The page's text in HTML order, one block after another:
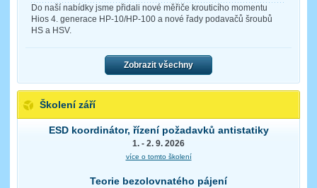
Do naší nabídky jsme přidali nové měřiče krouticího momentu
Hios 4. generace HP-10/HP-100 a nové řady podavačů šroubů
HS a HSV.
Zobrazit všechny
Školení září
ESD koordinátor, řízení požadavků antistatiky
1. - 2. 9. 2026
více o tomto školení
Teorie bezolovnatého pájení